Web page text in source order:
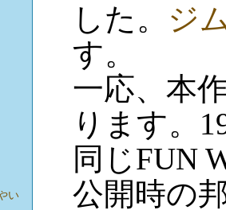
した。 ジ
す。
一応、本
ります。
同じFUN
公開時の
い